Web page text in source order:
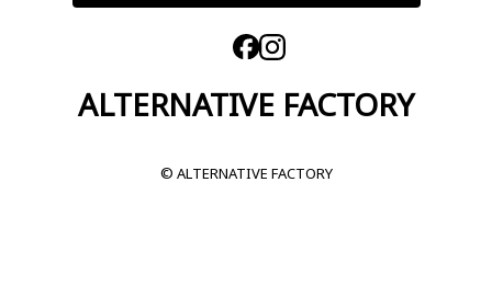
ALTERNATIVE FACTORY
© ALTERNATIVE FACTORY